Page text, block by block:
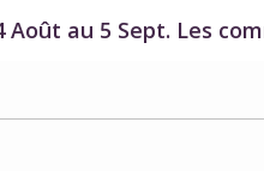
Août au 5 Sept. Les